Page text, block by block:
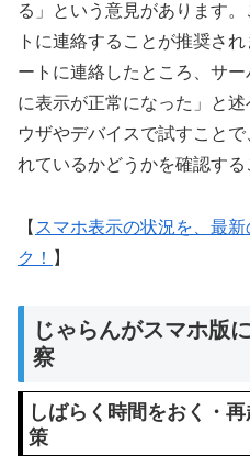
る」という意見があります
トに連絡することが推奨さ
ートに連絡したところ、サ
に表示が正常になった」と
ウザやデバイスで試すこと
れているかどうかを確認する
【 スマホ表示の状況を、最
ク！ 】
じゃらんがスマホ版
察
しばらく時間をおく・
策